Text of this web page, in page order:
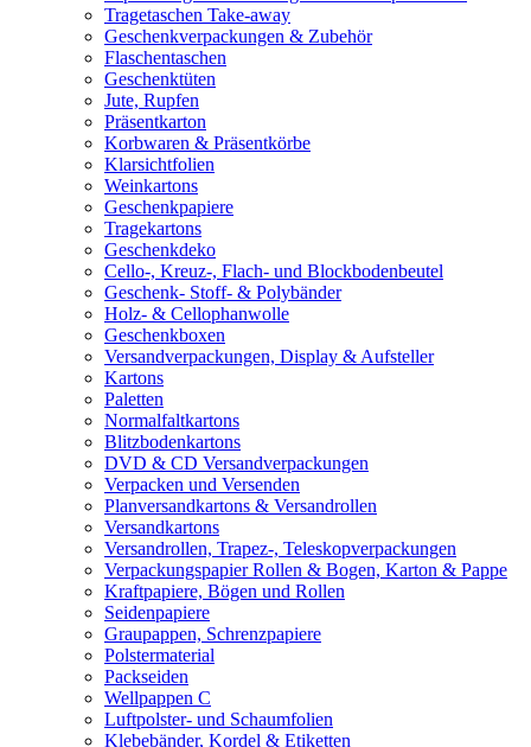
Tragetaschen Take-away
Geschenkverpackungen & Zubehör
Flaschentaschen
Geschenktüten
Jute, Rupfen
Präsentkarton
Korbwaren & Präsentkörbe
Klarsichtfolien
Weinkartons
Geschenkpapiere
Tragekartons
Geschenkdeko
Cello-, Kreuz-, Flach- und Blockbodenbeutel
Geschenk- Stoff- & Polybänder
Holz- & Cellophanwolle
Geschenkboxen
Versandverpackungen, Display & Aufsteller
Kartons
Paletten
Normalfaltkartons
Blitzbodenkartons
DVD & CD Versandverpackungen
Verpacken und Versenden
Planversandkartons & Versandrollen
Versandkartons
Versandrollen, Trapez-, Teleskopverpackungen
Verpackungspapier Rollen & Bogen, Karton & Pappe
Kraftpapiere, Bögen und Rollen
Seidenpapiere
Graupappen, Schrenzpapiere
Polstermaterial
Packseiden
Wellpappen C
Luftpolster- und Schaumfolien
Klebebänder, Kordel & Etiketten